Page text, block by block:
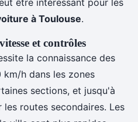
être intéressant pour les
à Toulouse.
et contrôles
la connaissance des
h dans les zones
sections, et jusqu'à
routes secondaires. Les